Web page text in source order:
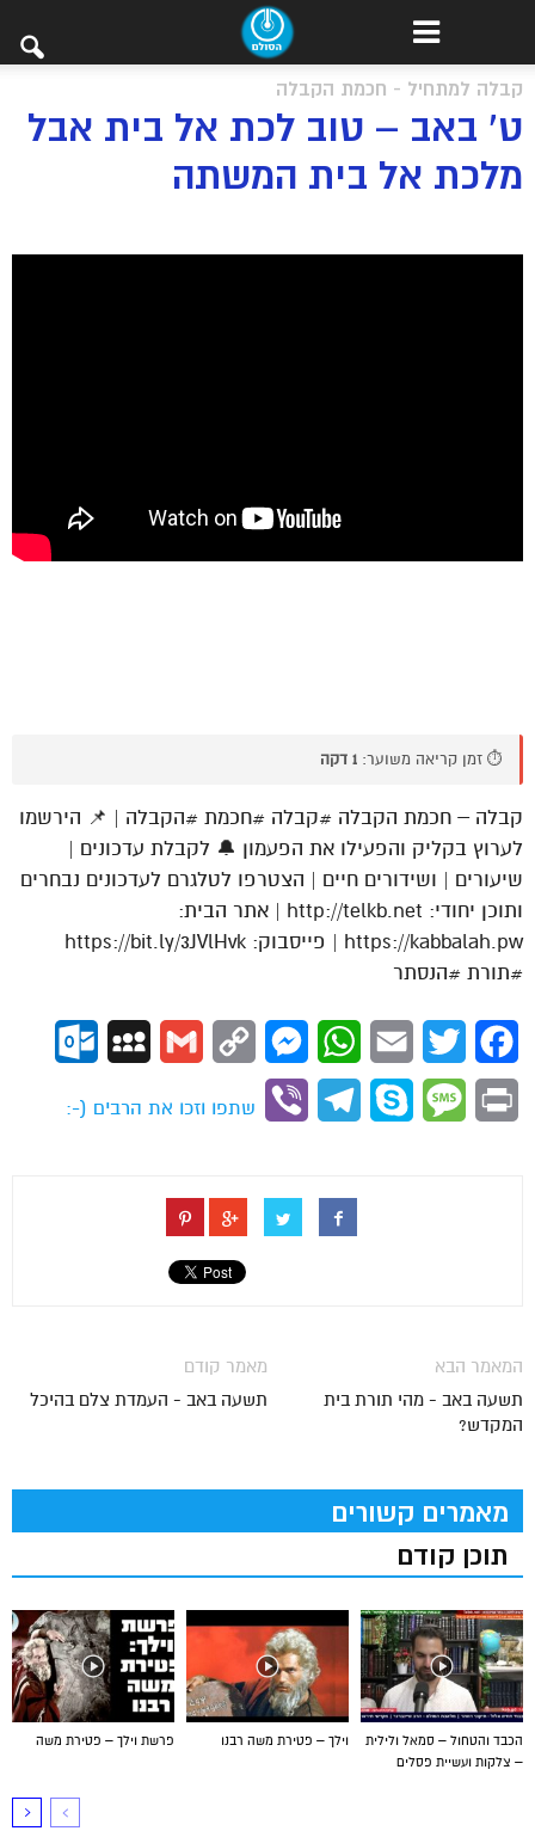
קבלה למתחיל - חכמת הקבלה
ט’ באב – טוב לכת אל בית אבל
מלכת אל בית המשתה
⏱️ זמן קריאה משוער: 1 דקה
קבלה – חכמת הקבלה #קבלה #חכמת #הקבלה | 📌 הירשמו
לערוץ בקליק והפעילו את הפעמון 🔔 לקבלת עדכונים |
שיעורים | ושידורים חיים | הצטרפו לטלגרם לעדכונים נבחרים
ותוכן יחודי: http://telkb.net | אתר הבית:
https://kabbalah.pw | פייסבוק: https://bit.ly/3JVlHvk
#תורת #הנסתר
Facebook
Twitter
Email
WhatsApp
Messenger
Copy
Gmail
MySpace
Print
Message
Skype
Telegram
Viber
שתפו וזכו את הרבים (-:
מאמר קודם
תשעה באב - העמדת צלם בהיכל
המאמר הבא
תשעה באב - מהי תורת בית
המקדש?
מאמרים קשורים
תוכן קודם
פרשת וילך – פטירת משה וילך – פטירת משה רבנו
הכבד והטחול – סמאל ולילית
– צלקות ועשיית פסלים